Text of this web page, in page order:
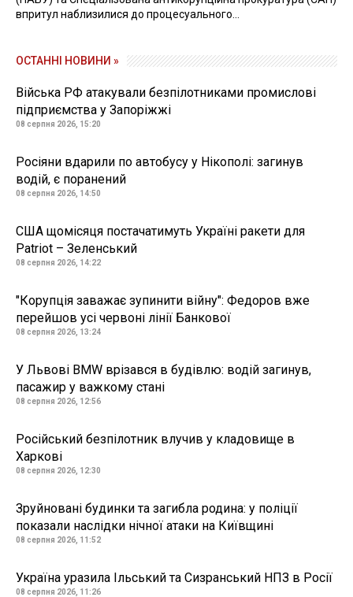
впритул наблизилися до процесуального...
ОСТАННІ НОВИНИ »
Війська РФ атакували безпілотниками промислові
підприємства у Запоріжжі
08 серпня 2026, 15:20
Росіяни вдарили по автобусу у Нікополі: загинув
водій, є поранений
08 серпня 2026, 14:50
США щомісяця постачатимуть Україні ракети для
Patriot – Зеленський
08 серпня 2026, 14:22
"Корупція заважає зупинити війну": Федоров вже
перейшов усі червоні лінії Банкової
08 серпня 2026, 13:24
У Львові BMW врізався в будівлю: водій загинув,
пасажир у важкому стані
08 серпня 2026, 12:56
Російський безпілотник влучив у кладовище в
Харкові
08 серпня 2026, 12:30
Зруйновані будинки та загибла родина: у поліції
показали наслідки нічної атаки на Київщині
08 серпня 2026, 11:52
Україна уразила Ільський та Сизранський НПЗ в Росії
08 серпня 2026, 11:26